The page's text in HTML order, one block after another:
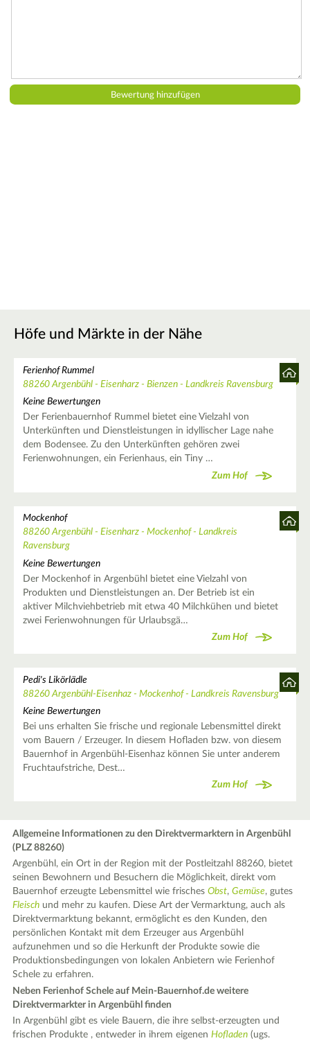
Höfe und Märkte in der Nähe
Ferienhof Rummel
88260 Argenbühl - Eisenharz - Bienzen - Landkreis Ravensburg
Keine Bewertungen
Der Ferienbauernhof Rummel bietet eine Vielzahl von
Unterkünften und Dienstleistungen in idyllischer Lage nahe
dem Bodensee. Zu den Unterkünften gehören zwei
Ferienwohnungen, ein Ferienhaus, ein Tiny …
Zum Hof
Mockenhof
88260 Argenbühl - Eisenharz - Mockenhof - Landkreis
Ravensburg
Keine Bewertungen
Der Mockenhof in Argenbühl bietet eine Vielzahl von
Produkten und Dienstleistungen an. Der Betrieb ist ein
aktiver Milchviehbetrieb mit etwa 40 Milchkühen und bietet
zwei Ferienwohnungen für Urlaubsgä…
Zum Hof
Pedi's Likörlädle
88260 Argenbühl-Eisenhaz - Mockenhof - Landkreis Ravensburg
Keine Bewertungen
Bei uns erhalten Sie frische und regionale Lebensmittel direkt
vom Bauern / Erzeuger. In diesem Hofladen bzw. von diesem
Bauernhof in Argenbühl-Eisenhaz können Sie unter anderem
Fruchtaufstriche, Dest…
Zum Hof
Allgemeine Informationen zu den Direktvermarktern in Argenbühl
(PLZ 88260)
Argenbühl, ein Ort in der Region mit der Postleitzahl 88260, bietet
seinen Bewohnern und Besuchern die Möglichkeit, direkt vom
Bauernhof erzeugte Lebensmittel wie frischesObst,Gemüse, gutes
Fleisch und mehr zu kaufen. Diese Art der Vermarktung, auch als
Direktvermarktung bekannt, ermöglicht es den Kunden, den
persönlichen Kontakt mit dem Erzeuger aus Argenbühl
aufzunehmen und so die Herkunft der Produkte sowie die
Produktionsbedingungen von lokalen Anbietern wie Ferienhof
Schele zu erfahren.
Neben Ferienhof Schele auf Mein-Bauernhof.de weitere
Direktvermarkter in Argenbühl finden
In Argenbühl gibt es viele Bauern, die ihre selbst-erzeugten und
frischen Produkte , entweder in ihrem eigenenHofladen (ugs.